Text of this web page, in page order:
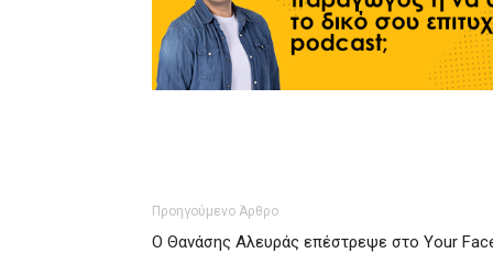
Προηγούμενο Άρθρο
Ο Θανάσης Αλευράς επέστρεψε στο Your